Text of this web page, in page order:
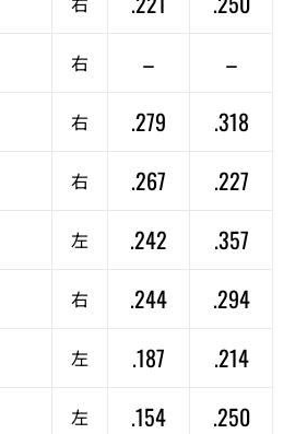
右 – –
右 .279 .318
右 .267 .227
左 .242 .357
右 .244 .294
左 .187 .214
左 .154 .250